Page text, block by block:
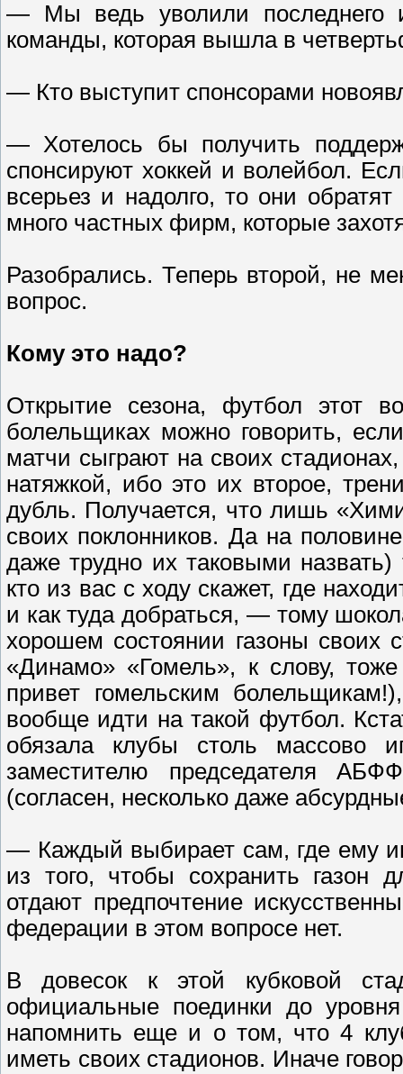
— Мы ведь уволили последнего
команды, которая вышла в
— Кто выступит спонсорами
— Хотелось бы получить
спонсируют хоккей и волейбол.
всерьез и надолго, то они
много частных фирм, которые
Разобрались. Теперь второй, не
вопрос.
Кому это надо?
Открытие сезона, футбол этот
болельщиках можно говорить,
матчи сыграют на своих
натяжкой, ибо это их второе,
дубль. Получается, что лишь
своих поклонников. Да на
даже трудно их таковыми
кто из вас с ходу скажет, где
и как туда добраться, — тому
хорошем состоянии газоны своих
«Динамо» «Гомель», к слову,
привет гомельским
вообще идти на такой футбол.
обязала клубы столь массово
заместителю председателя
(согласен, несколько даже
— Каждый выбирает сам, где ему
из того, чтобы сохранить газон
отдают предпочтение
федерации в этом вопросе нет.
В довесок к этой кубковой
официальные поединки до
напомнить еще и о том, что 4
иметь своих стадионов. Иначе